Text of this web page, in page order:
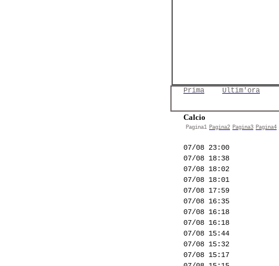
Prima Ultim'ora
Calcio
Pagina1 Pagina2 Pagina3 Pagina4
07/08 23:00
07/08 18:38
07/08 18:02
07/08 18:01
07/08 17:59
07/08 16:35
07/08 16:18
07/08 16:18
07/08 15:44
07/08 15:32
07/08 15:17